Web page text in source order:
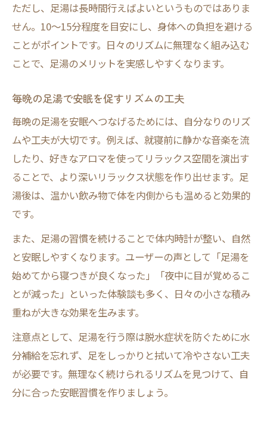
ただし、足湯は長時間行えばよいというものではありま
せん。10〜15分程度を目安にし、身体への負担を避ける
ことがポイントです。日々のリズムに無理なく組み込む
ことで、足湯のメリットを実感しやすくなります。
毎晩の足湯で安眠を促すリズムの工夫
毎晩の足湯を安眠へつなげるためには、自分なりのリズ
ムや工夫が大切です。例えば、就寝前に静かな音楽を流
したり、好きなアロマを使ってリラックス空間を演出す
ることで、より深いリラックス状態を作り出せます。足
湯後は、温かい飲み物で体を内側からも温めると効果的
です。
また、足湯の習慣を続けることで体内時計が整い、自然
と安眠しやすくなります。ユーザーの声として「足湯を
始めてから寝つきが良くなった」「夜中に目が覚めるこ
とが減った」といった体験談も多く、日々の小さな積み
重ねが大きな効果を生みます。
注意点として、足湯を行う際は脱水症状を防ぐために水
分補給を忘れず、足をしっかりと拭いて冷やさない工夫
が必要です。無理なく続けられるリズムを見つけて、自
分に合った安眠習慣を作りましょう。